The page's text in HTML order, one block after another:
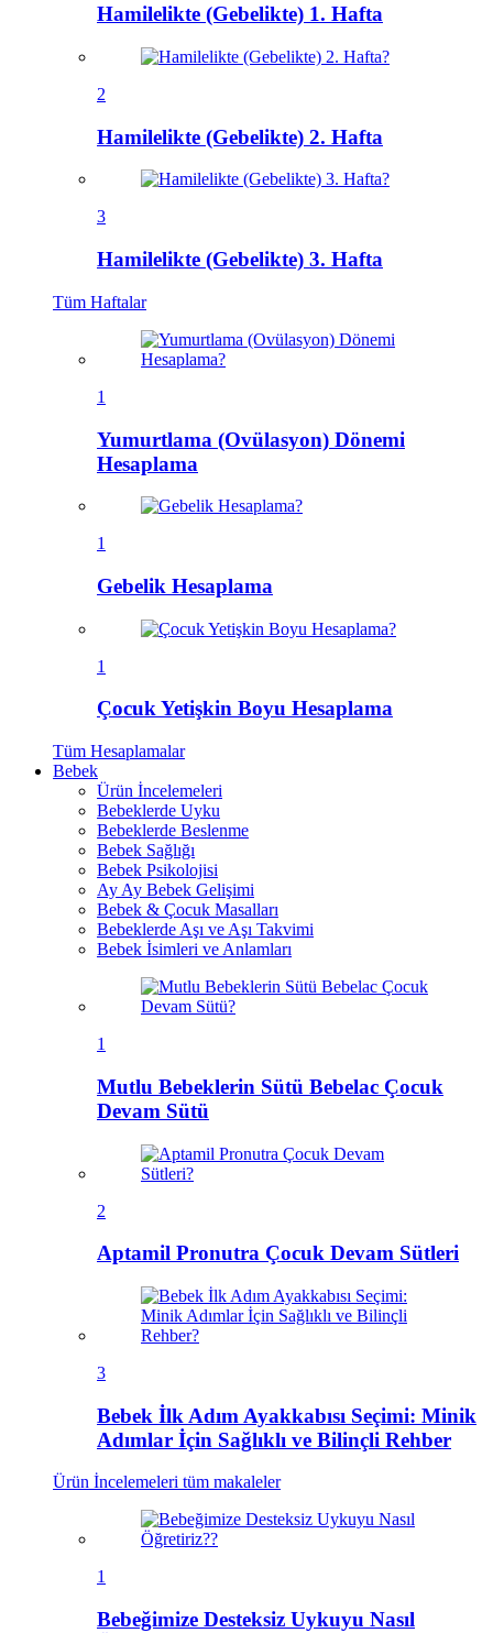
Hamilelikte (Gebelikte) 1. Hafta
2
Hamilelikte (Gebelikte) 2. Hafta
3
Hamilelikte (Gebelikte) 3. Hafta
Tüm Haftalar
1
Yumurtlama (Ovülasyon) Dönemi
Hesaplama
1
Gebelik Hesaplama
1
Çocuk Yetişkin Boyu Hesaplama
Tüm Hesaplamalar
Bebek
Ürün İncelemeleri
Bebeklerde Uyku
Bebeklerde Beslenme
Bebek Sağlığı
Bebek Psikolojisi
Ay Ay Bebek Gelişimi
Bebek & Çocuk Masalları
Bebeklerde Aşı ve Aşı Takvimi
Bebek İsimleri ve Anlamları
1
Mutlu Bebeklerin Sütü Bebelac Çocuk
Devam Sütü
2
Aptamil Pronutra Çocuk Devam Sütleri
3
Bebek İlk Adım Ayakkabısı Seçimi: Minik
Adımlar İçin Sağlıklı ve Bilinçli Rehber
Ürün İncelemeleri tüm makaleler
1
Bebeğimize Desteksiz Uykuyu Nasıl